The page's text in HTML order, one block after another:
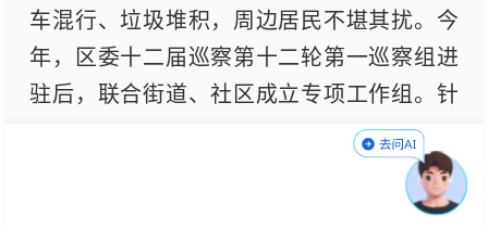
车混行、垃圾堆积，周边居民不堪其扰。今
年，区委十二届巡察第十二轮第一巡察组进
驻后，联合街道、社区成立专项工作组。针
对症结，巡察组推动街道牵头城管、市场监
管等部门打出治理“组合拳”：一方面，柔性
执法引导摊贩“退路入市”，通过政策宣讲、